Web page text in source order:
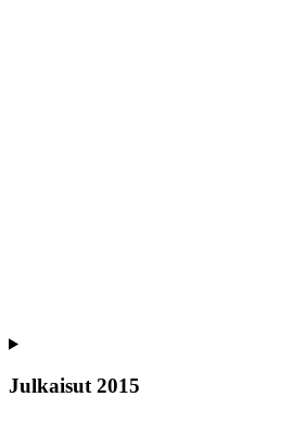
Julkaisut 2015